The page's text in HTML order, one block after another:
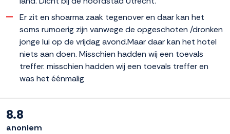
Er zit en shoarma zaak tegenover en daar kan het
soms rumoerig zijn vanwege de opgeschoten /dronken
jonge lui op de vrijdag avond.Maar daar kan het hotel
niets aan doen. Misschien hadden wij een toevals
treffer. misschien hadden wij een toevals treffer en
was het éénmalig
8.8
anoniem